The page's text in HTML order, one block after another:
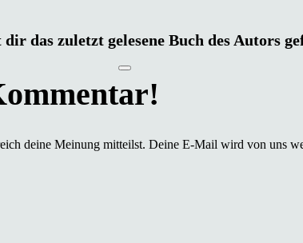
das zuletzt gelesene Buch des Autors
deine Meinung mitteilst. Deine E-Mail wird von uns